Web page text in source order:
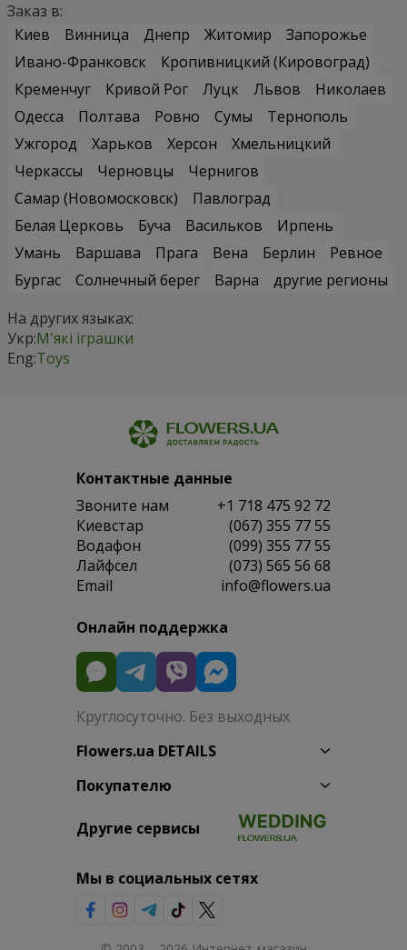
Заказ в:
Киев
Винница Днепр Житомир
Запорожье
Ивано-Франковск
Кропивницкий (Кировоград)
Кременчуг
Кривой Рог Луцк Львов
Николаев
Одесса
Полтава Ровно Сумы
Тернополь
Ужгород
Харьков Херсон
Хмельницкий
Черкассы
Черновцы
Чернигов
Самар (Новомосковск)
Павлоград
Белая Церковь
Буча Васильков
Ирпень
Умань
Варшава Прага Вена Берлин
Ревное
Бургас
Солнечный берег Варна
другие регионы
На других языках:
Укр:М'які іграшки
Eng:Toys
Контактные данные
Звоните нам
+1 718 475 92 72
Киевстар
(067) 355 77 55
Водафон
(099) 355 77 55
Лайфсел
(073) 565 56 68
Email
info@flowers.ua
Онлайн поддержка
Круглосуточно. Без выходных
Flowers.ua DETAILS
Покупателю
Другие сервисы
Мы в социальных сетях